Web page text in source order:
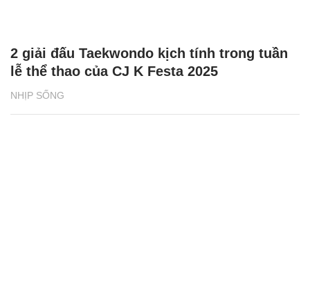
NHỊP SỐNG
2 giải đấu Taekwondo kịch tính trong tuần
lễ thể thao của CJ K Festa 2025